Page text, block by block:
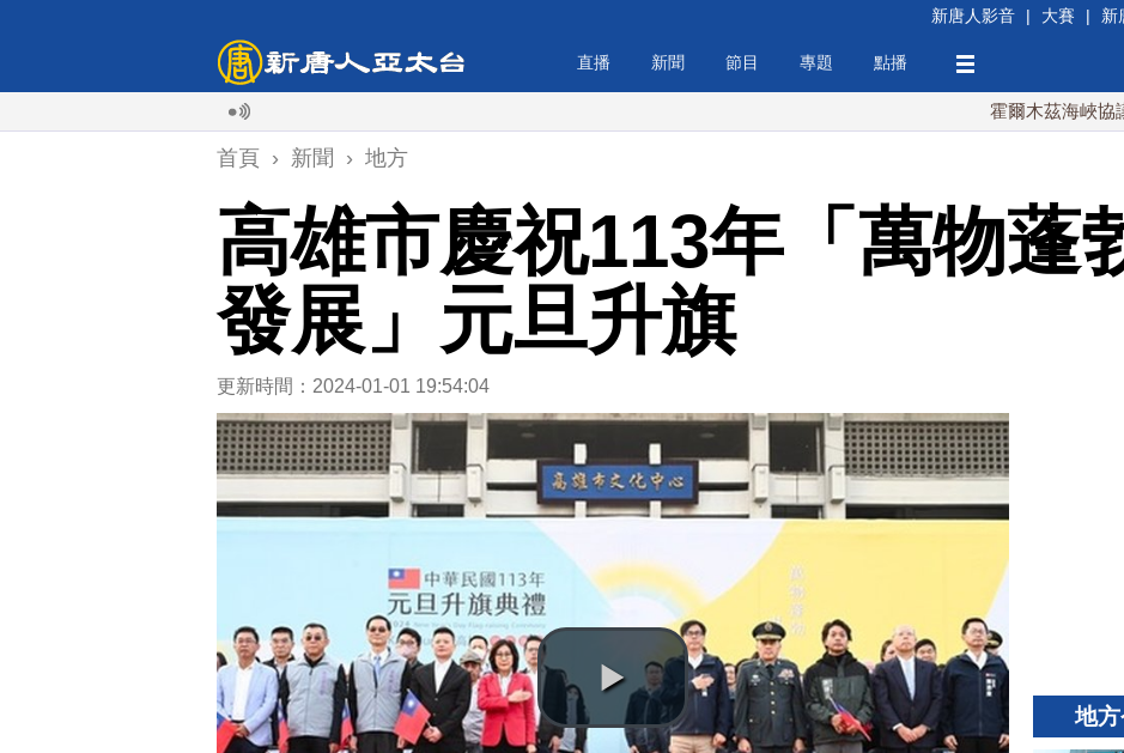
新唐人影音 | 大賽 | 新
直播 新聞 節目 專題 點播
霍爾木茲海峽協議將達成
首頁 › 新聞 › 地方
高雄市慶祝113年「萬物蓬
發展」元旦升旗
更新時間：2024-01-01 19:54:04
地